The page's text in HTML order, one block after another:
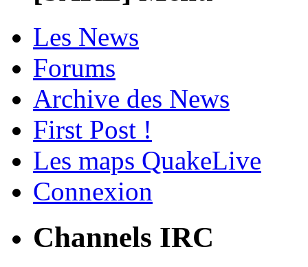
Les News
Forums
Archive des News
First Post !
Les maps QuakeLive
Connexion
Channels IRC